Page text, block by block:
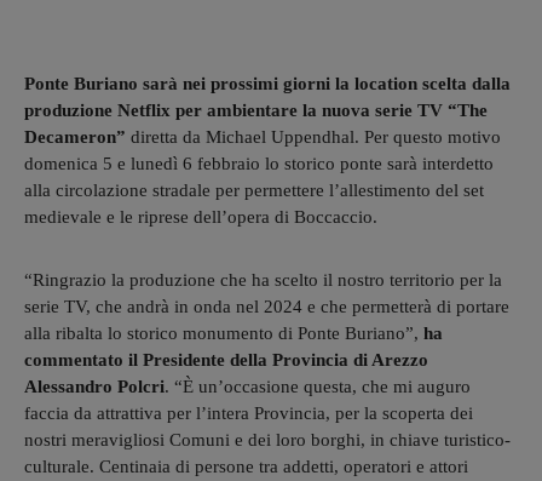
Ponte Buriano sarà nei prossimi giorni la location scelta dalla
produzione Netflix per ambientare la nuova serie TV “The
Decameron” diretta da Michael Uppendhal. Per questo motivo
domenica 5 e lunedì 6 febbraio lo storico ponte sarà interdetto
alla circolazione stradale per permettere l’allestimento del set
medievale e le riprese dell’opera di Boccaccio.
“Ringrazio la produzione che ha scelto il nostro territorio per la
serie TV, che andrà in onda nel 2024 e che permetterà di portare
alla ribalta lo storico monumento di Ponte Buriano”, ha
commentato il Presidente della Provincia di Arezzo
Alessandro Polcri. “È un’occasione questa, che mi auguro
faccia da attrattiva per l’intera Provincia, per la scoperta dei
nostri meravigliosi Comuni e dei loro borghi, in chiave turistico-
culturale. Centinaia di persone tra addetti, operatori e attori